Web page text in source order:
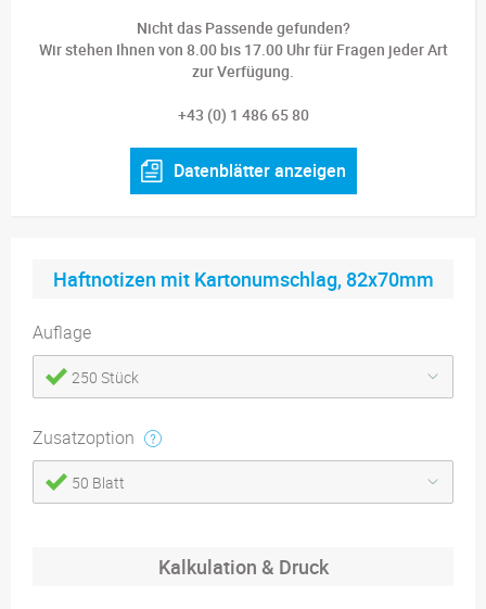
Nicht das Passende gefunden?
Wir stehen Ihnen von 8.00 bis 17.00 Uhr für Fragen jeder Art
zur Verfügung.
+43 (0) 1 486 65 80
Datenblätter anzeigen
Haftnotizen mit Kartonumschlag, 82x70mm
Auflage
250 Stück
Zusatzoption
50 Blatt
Kalkulation & Druck